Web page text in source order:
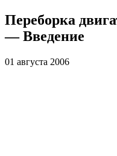
Переборка
— Введение
01 августа 2006